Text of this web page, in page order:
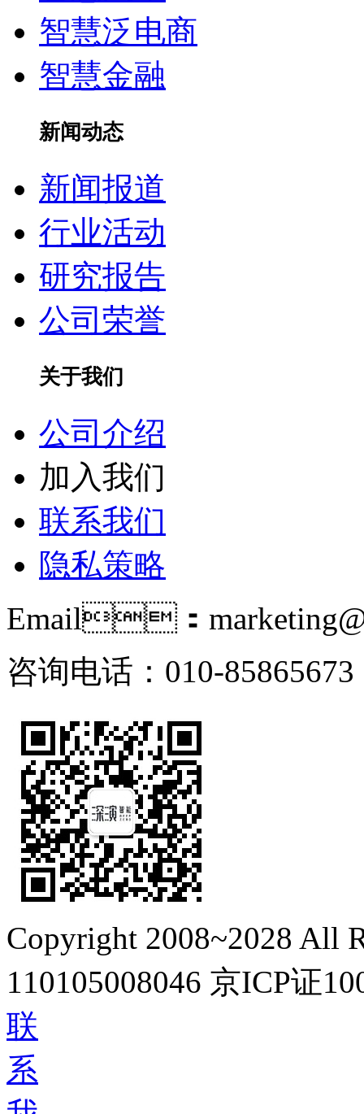
智慧泛电商
智慧金融
新闻动态
新闻报道
行业活动
研究报告
公司荣誉
关于我们
公司介绍
加入我们
联系我们
隐私策略
Email：
咨询电话：010-85865673
Copyright 2008~2028 All
110105008046 京ICP证
联
系